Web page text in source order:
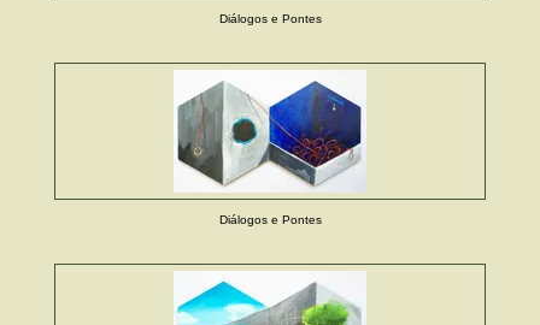
Diálogos e Pontes
Diálogos e Pontes